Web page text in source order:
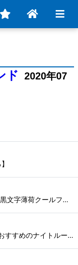
ド
2020年07
【かすかに海の記憶を残して yuica 黒文字薄荷クールフレッシュボディオイル】
【楽しい明日を夢見る夜に、yiucaのおすすめのナイトルーティン】